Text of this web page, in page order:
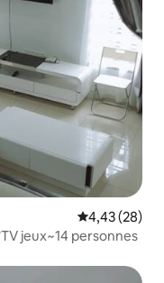
Évaluation
4,43 (28)
jeux~14 personnes